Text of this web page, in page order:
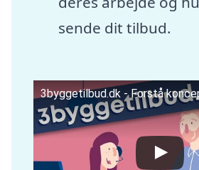
sende dit tilbud.
3byggetilbud.dk - Forstå